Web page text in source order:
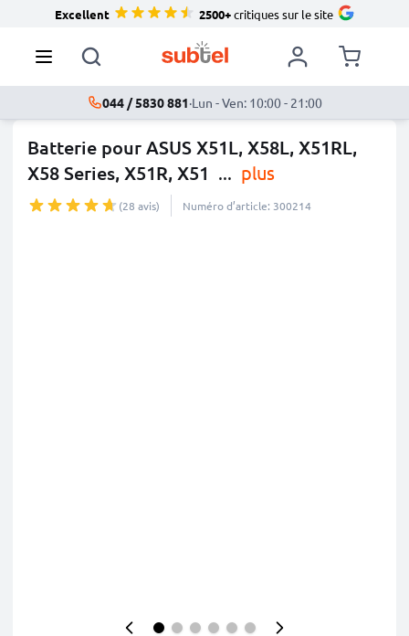
Excellent 2500+critiques sur le site
044 / 5830 881·Lun - Ven: 10:00 - 21:00
Batterie pour ASUS X51L, X58L, X51RL,
X58 Series, X51R, X51 ... plus
(28 avis) Numéro d’article: 300214